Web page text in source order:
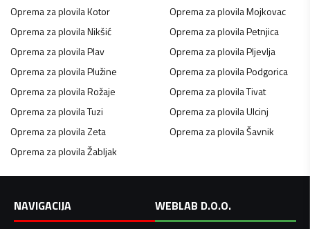
Oprema za plovilaKotor Oprema za plovilaMojkovac
Oprema za plovilaNikšić Oprema za plovilaPetnjica
Oprema za plovilaPlav Oprema za plovilaPljevlja
Oprema za plovilaPlužine Oprema za plovilaPodgorica
Oprema za plovilaRožaje Oprema za plovilaTivat
Oprema za plovilaTuzi Oprema za plovilaUlcinj
Oprema za plovilaZeta Oprema za plovilaŠavnik
Oprema za plovilaŽabljak
NAVIGACIJA
WEBLAB D.O.O.